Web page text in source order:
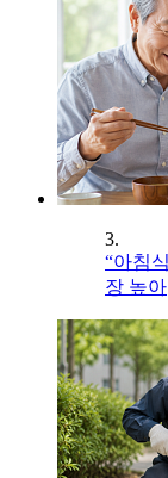
3.
“아침
장 높아